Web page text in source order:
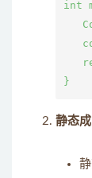
int
静态